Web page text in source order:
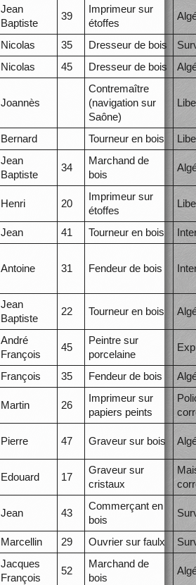
Jean
Baptiste
39
Imprimeur sur
étoffes
Nicolas 35 Dresseur de bois
Nicolas 45 Dresseur de bois
Joannès
Contremaître
(navigation sur
Saône)
Bernard Tourneur en bois
Jean
Baptiste
34
Marchand de
bois
Henri 20
Imprimeur sur
étoffes
Jean 41 Tourneur en bois
Antoine 31 Fendeur de bois
Jean
Baptiste
22 Tourneur en bois
André
François
45
Peintre sur
porcelaine
François 35 Fendeur de bois
Martin 26
Imprimeur sur
papiers peints
Pierre 47 Graveur sur bois
Edouard 17
Graveur sur
cristaux
Jean 43
Commerçant en
bois
Marcellin 29 Ouvrier sur faulx
Jacques
François
52
Marchand de
bois